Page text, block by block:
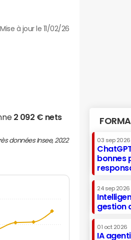
Mise à jour le 11/02/26
2 092 € nets
données Insee, 2022 03 sep 2026
bonnes
24 sep 2026
gestion
01 oct 2026
IA